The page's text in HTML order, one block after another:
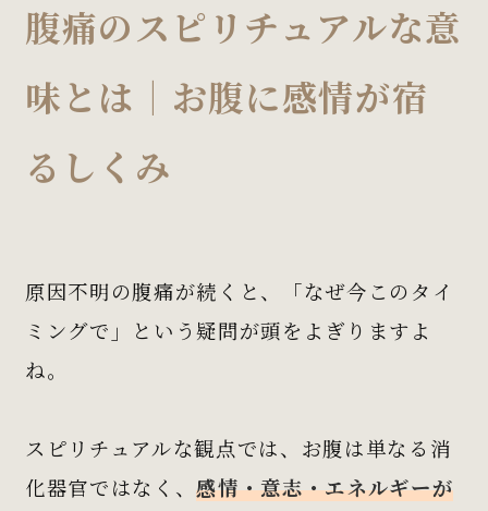
腹痛のスピリチュアルな意
味とは｜お腹に感情が宿
るしくみ
原因不明の腹痛が続くと、「なぜ今このタイ
ミングで」という疑問が頭をよぎりますよ
ね。
スピリチュアルな観点では、お腹は単なる消
化器官ではなく、感情・意志・エネルギーが